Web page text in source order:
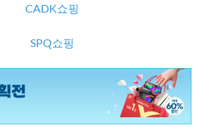
CADK쇼핑
SPQ쇼핑